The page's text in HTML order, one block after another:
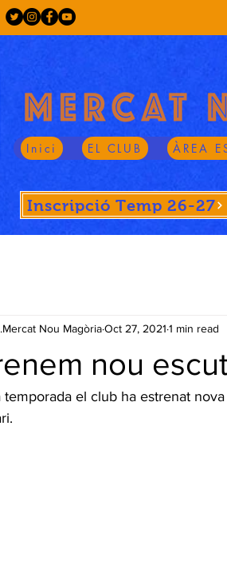
Inici EL CLUB ÀREA
Inscripció Temp 26-27
nou
Nou MagòriaOct 27, 2021 1 min read
temporada el club ha estrenat